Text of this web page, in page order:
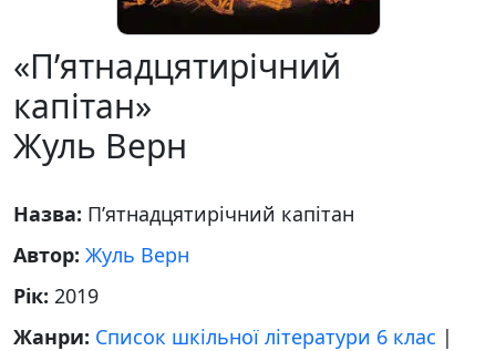
«П’ятнадцятирічний
капітан»
Жуль Верн
Назва: П’ятнадцятирічний капітан
Автор: Жуль Верн
Рік: 2019
Жанри: Список шкільної літератури 6 клас |